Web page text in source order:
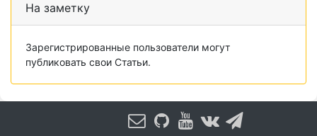
На заметку
Зарегистрированные пользователи могут
публиковать свои Статьи.